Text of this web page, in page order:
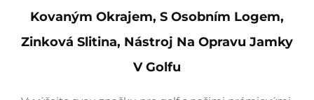
Kovaným Okrajem, S Osobním Logem,
Zinková Slitina, Nástroj Na Opravu Jamky
V Golfu